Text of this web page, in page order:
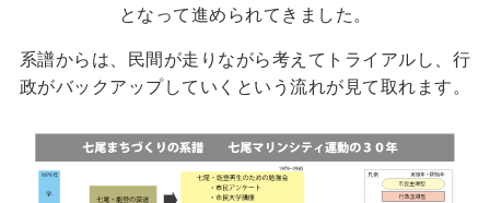
となって進められてきました。
系譜からは、民間が走りながら考えてトライアルし、行
政がバックアップしていくという流れが見て取れます。